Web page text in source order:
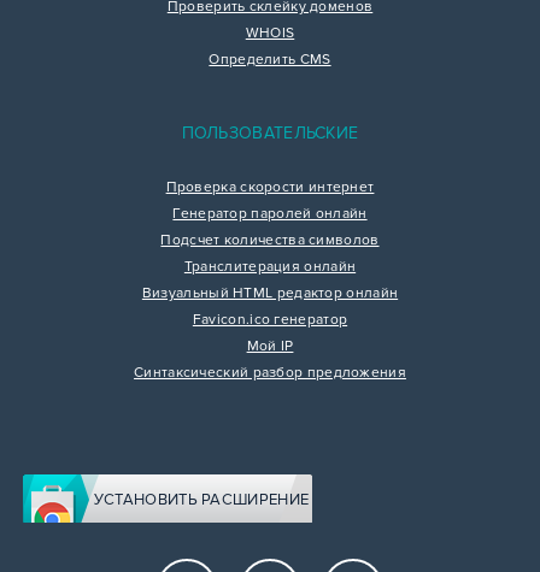
Проверить склейку доменов
WHOIS
Определить CMS
ПОЛЬЗОВАТЕЛЬСКИЕ
Проверка скорости интернет
Генератор паролей онлайн
Подсчет количества символов
Транслитерация онлайн
Визуальный HTML редактор онлайн
Favicon.ico генератор
Мой IP
Синтаксический разбор предложения
УСТАНОВИТЬ РАСШИРЕНИЕ